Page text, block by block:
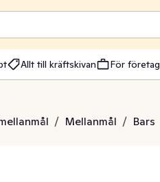
Allt till kräftskivan För företag
/ Mellanmål / Bars